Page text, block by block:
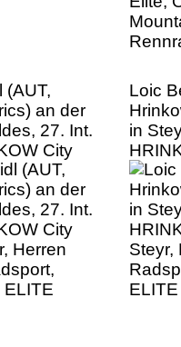
(AUT,
an der
27. Int.
City
Herren
ELITE
Loic
in
Steyr,